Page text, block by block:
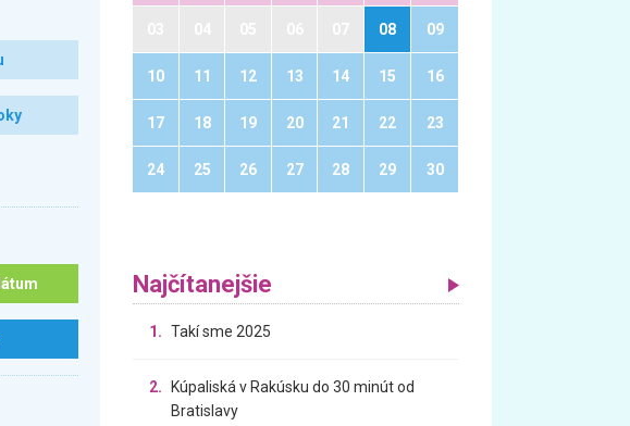
08 09
10 11 12 13 14 15 16
17 18 19 20 21 22 23
24 25 26 27 28 29 30
Najčítanejšie
1. Takí sme 2025
2.
Kúpaliská v Rakúsku do 30 minút od
Bratislavy